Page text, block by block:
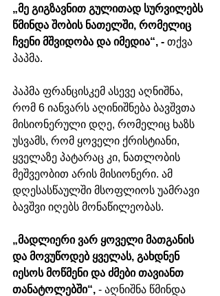
„მე გიგზავნით გულითად სურვილებს
წმინდა შობის ნათელში, რომელიც
ჩვენი მშვიდობა და იმედია“, - თქვა
პაპმა.
პაპმა ფრანცისკემ ასევე აღნიშნა,
რომ 6 იანვარს აღინიშნება ბავშვთა
მისიონერული დღე, რომელიც ხაზს
უსვამს, რომ ყოველი ქრისტიანი,
ყველაზე პატარაც კი, ნათლობის
მეშვეობით არის მისიონერი. ამ
დღესასწაულში მსოფლიოს უამრავი
ბავშვი იღებს მონაწილეობას.
„მადლიერი ვარ ყოველი მათგანის
და მოვუწოდებ ყველას, გახდნენ
იესოს მოწმენი და ძმები თავიანთ
თანატოლებში“, - აღნიშნა წმინდა